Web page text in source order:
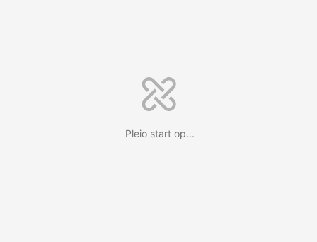
Pleio start op...